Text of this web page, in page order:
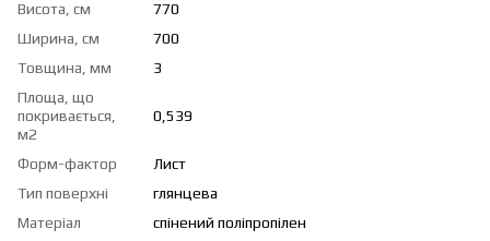
Висота, см
770
Ширина, см
700
Товщина, мм
3
Площа, що
покривається,
м2
0,539
Форм-фактор
Лист
Тип поверхні
глянцева
Матеріал
спінений поліпропілен